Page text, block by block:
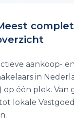
aankoop- en
in
op één plek. Van
lokale